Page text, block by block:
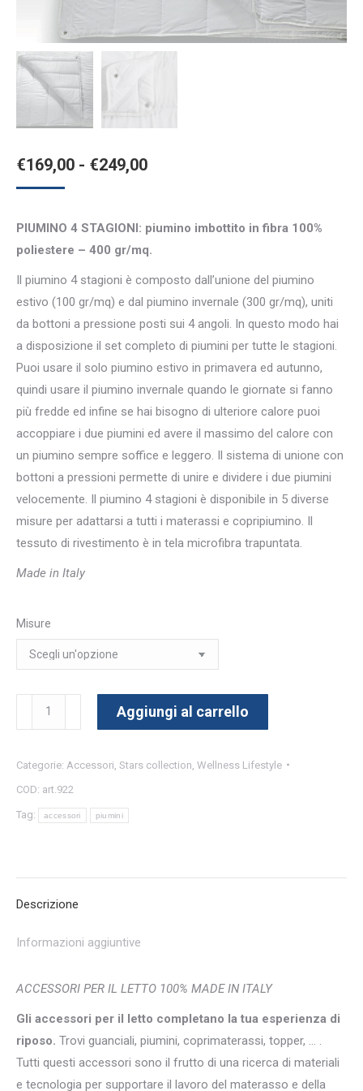
€169,00 - €249,00Fascia
da
€169,00
a
€249,00
PIUMINO 4 STAGIONI: piumino imbottito in fibra 100%
poliestere – 400 gr/mq.
Il piumino 4 stagioni è composto dall’unione del piumino
estivo (100 gr/mq) e dal piumino invernale (300 gr/mq), uniti
da bottoni a pressione posti sui 4 angoli. In questo modo hai
a disposizione il set completo di piumini per tutte le stagioni.
Puoi usare il solo piumino estivo in primavera ed autunno,
quindi usare il piumino invernale quando le giornate si fanno
più fredde ed infine se hai bisogno di ulteriore calore puoi
accoppiare i due piumini ed avere il massimo del calore con
un piumino sempre soffice e leggero. Il sistema di unione con
bottoni a pressioni permette di unire e dividere i due piumini
velocemente. Il piumino 4 stagioni è disponibile in 5 diverse
misure per adattarsi a tutti i materassi e copripiumino. Il
tessuto di rivestimento è in tela microfibra trapuntata.
Made in Italy
Misure
Piumino
4
quantità
Aggiungi al carrello
Categorie: Accessori Stars collection Wellness Lifestyle
COD: art.922
Tag: accessori piumini
Descrizione
Informazioni aggiuntive
ACCESSORI PER IL LETTO 100% MADE IN ITALY
Gli accessori per il letto completano la tua esperienza di
riposo. Trovi guanciali, piumini, coprimaterassi, topper, … .
Tutti questi accessori sono il frutto di una ricerca di materiali
e tecnologia per supportare il lavoro del materasso e della